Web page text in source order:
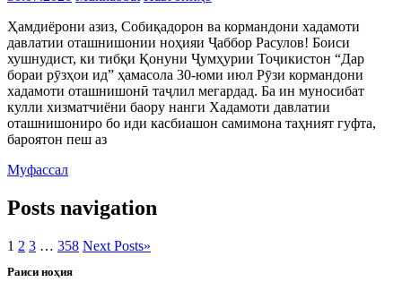
Ҳамдиёрони азиз, Собиқадорон ва кормандони хадамоти
давлатии оташнишонии ноҳияи Ҷаббор Расулов! Боиси
хушнудист, ки тибқи Қонуни Ҷумҳурии Тоҷикистон “Дар
бораи рӯзҳои ид” ҳамасола 30-юми июл Рӯзи кормандони
хадамоти оташнишонӣ таҷлил мегардад. Ба ин муносибат
кулли хизматчиёни баору нанги Хадамоти давлатии
оташнишониро бо иди касбиашон самимона таҳният гуфта,
бароятон пеш аз
Муфассал
Posts navigation
1 2 3 … 358 Next Posts»
Раиси ноҳия